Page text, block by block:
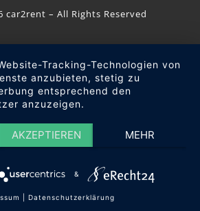
car2rent – All Rights Reserved
Tracking-Technologien von
anzubieten, stetig zu
entsprechend den
anzuzeigen.
AKZEPTIEREN MEHR
&
Datenschutzerklärung